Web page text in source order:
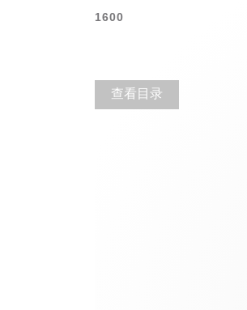
1600
查看目录